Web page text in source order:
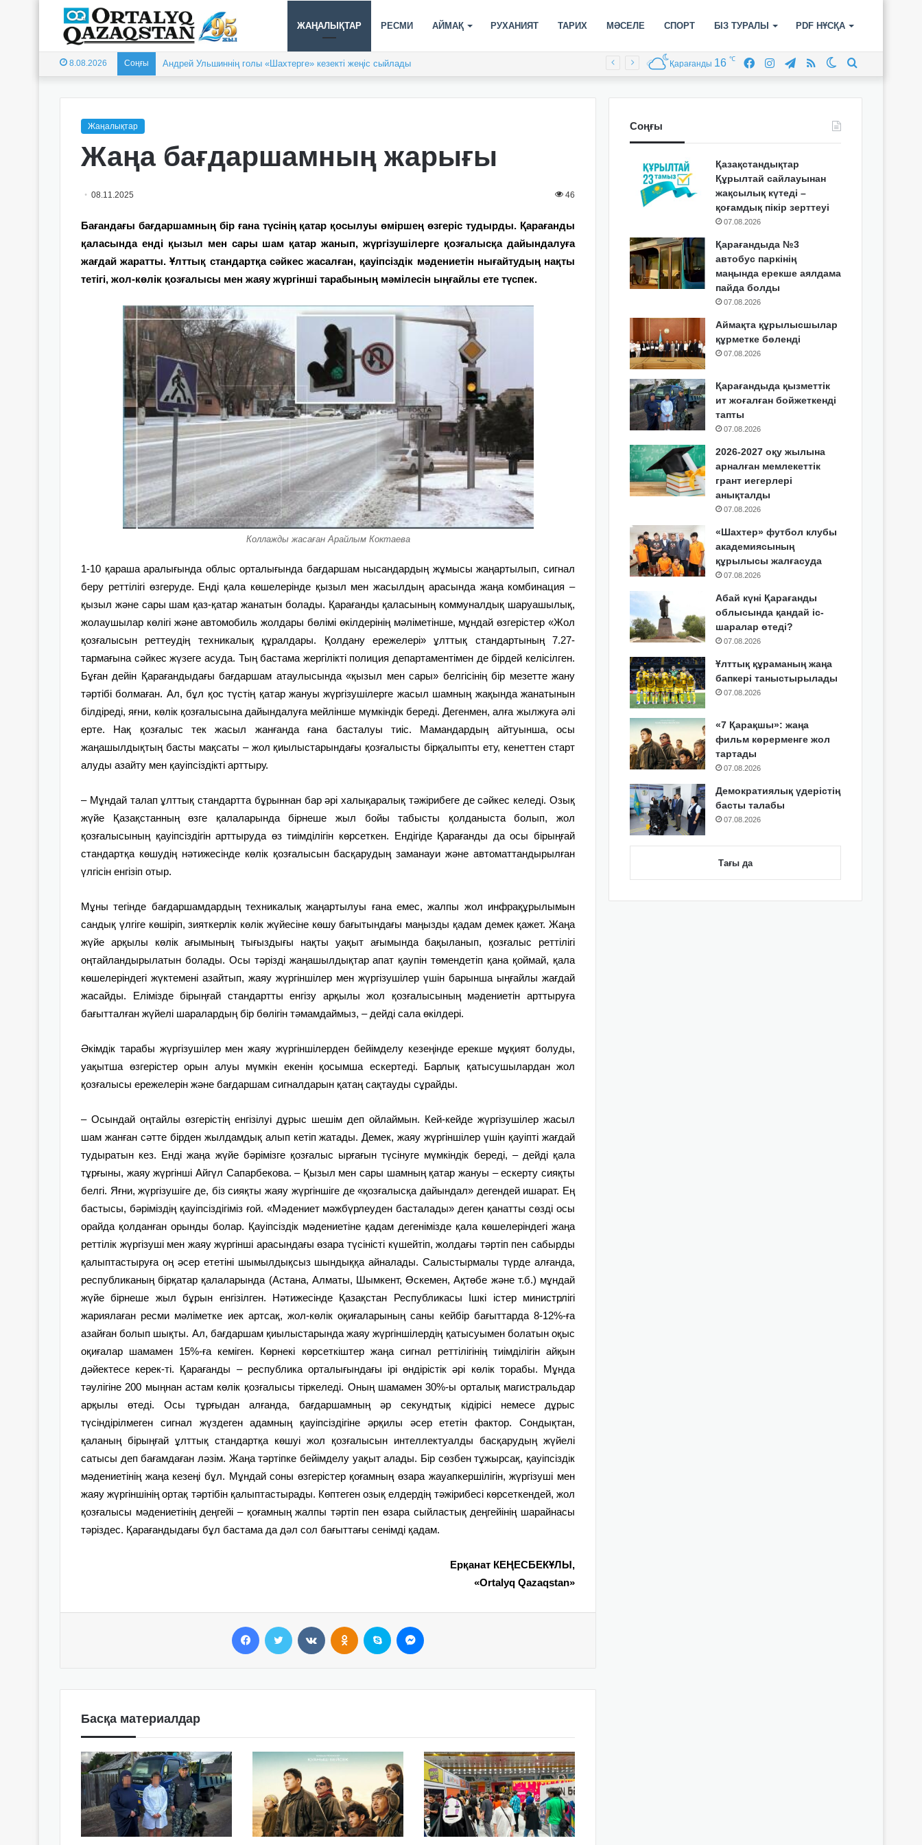
ЖАҢАЛЫҚТАР РЕСМИ АЙМАҚ РУХАНИЯТ ТАРИХ МӘСЕЛЕ СПОРТ БІЗ ТУРАЛЫ PDF НҰСҚА
8.08.2026 Соңғы Андрей Ульшиннің голы «Шахтерге» кезекті жеңіс сыйлады Switch
RSS
Telegram
Instagram
Facebook
Қарағанды 16 ℃
Жаңалықтар
Жаңа бағдаршамның жарығы
08.11.2025 46
Бағандағы бағдаршамның бір ғана түсінің қатар қосылуы өміршең өзгеріс тудырды. Қарағанды
қаласында енді қызыл мен сары шам қатар жанып, жүргізушілерге қозғалысқа дайындалуға
жағдай жаратты. Ұлттық стандартқа сәйкес жасалған, қауіпсіздік мәдениетін нығайтудың нақты
тетігі, жол-көлік қозғалысы мен жаяу жүргінші тарабының мәмілесін ыңғайлы ете түспек.
Коллажды жасаған Арайлым Коктаева
1-10 қараша аралығында облыс орталығында бағдаршам нысандардың жұмысы жаңартылып, сигнал
беру реттілігі өзгеруде. Енді қала көшелерінде қызыл мен жасылдың арасында жаңа комбинация –
қызыл және сары шам қаз-қатар жанатын болады. Қарағанды қаласының коммуналдық шаруашылық,
жолаушылар көлігі және автомобиль жолдары бөлімі өкілдерінің мәліметінше, мұндай өзгерістер «Жол
қозғалысын реттеудің техникалық құралдары. Қолдану ережелері» ұлттық стандартының 7.27-
тармағына сәйкес жүзеге асуда. Тың бастама жергілікті полиция департаментімен де бірдей келісілген.
Бұған дейін Қарағандыдағы бағдаршам атаулысында «қызыл мен сары» белгісінің бір мезетте жану
тәртібі болмаған. Ал, бұл қос түстің қатар жануы жүргізушілерге жасыл шамның жақында жанатынын
білдіреді, яғни, көлік қозғалысына дайындалуға мейлінше мүмкіндік береді. Дегенмен, алға жылжуға әлі
ерте. Нақ қозғалыс тек жасыл жанғанда ғана басталуы тиіс. Мамандардың айтуынша, осы
жаңашылдықтың басты мақсаты – жол қиылыстарындағы қозғалысты бірқалыпты ету, кенеттен старт
алуды азайту мен қауіпсіздікті арттыру.
– Мұндай талап ұлттық стандартта бұрыннан бар әрі халықаралық тәжірибеге де сәйкес келеді. Озық
жүйе Қазақстанның өзге қалаларында бірнеше жыл бойы табысты қолданыста болып, жол
қозғалысының қауіпсіздігін арттыруда өз тиімділігін көрсеткен. Ендігіде Қарағанды да осы бірыңғай
стандартқа көшудің нәтижесінде көлік қозғалысын басқарудың заманауи және автоматтандырылған
үлгісін енгізіп отыр.
Мұны тегінде бағдаршамдардың техникалық жаңартылуы ғана емес, жалпы жол инфрақұрылымын
сандық үлгіге көшіріп, зияткерлік көлік жүйесіне көшу бағытындағы маңызды қадам демек қажет. Жаңа
жүйе арқылы көлік ағымының тығыздығы нақты уақыт ағымында бақыланып, қозғалыс реттілігі
оңтайландырылатын болады. Осы тәрізді жаңашылдықтар апат қаупін төмендетіп қана қоймай, қала
көшелеріндегі жүктемені азайтып, жаяу жүргіншілер мен жүргізушілер үшін барынша ыңғайлы жағдай
жасайды. Елімізде бірыңғай стандартты енгізу арқылы жол қозғалысының мәдениетін арттыруға
бағытталған жүйелі шаралардың бір бөлігін тәмамдаймыз, – дейді сала өкілдері.
Әкімдік тарабы жүргізушілер мен жаяу жүргіншілерден бейімделу кезеңінде ерекше мұқият болуды,
уақытша өзгерістер орын алуы мүмкін екенін қосымша ескертеді. Барлық қатысушылардан жол
қозғалысы ережелерін және бағдаршам сигналдарын қатаң сақтауды сұрайды.
– Осындай оңтайлы өзгерістің енгізілуі дұрыс шешім деп ойлаймын. Кей-кейде жүргізушілер жасыл
шам жанған сәтте бірден жылдамдық алып кетіп жатады. Демек, жаяу жүргіншілер үшін қауіпті жағдай
тудыратын кез. Енді жаңа жүйе бәрімізге қозғалыс ырғағын түсінуге мүмкіндік береді, – дейді қала
тұрғыны, жаяу жүргінші Айгүл Сапарбекова. – Қызыл мен сары шамның қатар жануы – ескерту сияқты
белгі. Яғни, жүргізушіге де, біз сияқты жаяу жүргіншіге де «қозғалысқа дайындал» дегендей ишарат. Ең
бастысы, бәріміздің қауіпсіздігіміз ғой. «Мәдениет мәжбүрлеуден басталады» деген қанатты сөзді осы
орайда қолданған орынды болар. Қауіпсіздік мәдениетіне қадам дегенімізде қала көшелеріндегі жаңа
реттілік жүргізуші мен жаяу жүргінші арасындағы өзара түсіністі күшейтіп, жолдағы тәртіп пен сабырды
қалыптастыруға оң әсер ететіні шымылдықсыз шындыққа айналады. Салыстырмалы түрде алғанда,
республиканың бірқатар қалаларында (Астана, Алматы, Шымкент, Өскемен, Ақтөбе және т.б.) мұндай
жүйе бірнеше жыл бұрын енгізілген. Нәтижесінде Қазақстан Республикасы Ішкі істер министрлігі
жариялаған ресми мәліметке иек артсақ, жол-көлік оқиғаларының саны кейбір бағыттарда 8-12%-ға
азайған болып шықты. Ал, бағдаршам қиылыстарында жаяу жүргіншілердің қатысуымен болатын оқыс
оқиғалар шамамен 15%-ға кеміген. Көрнекі көрсеткіштер жаңа сигнал реттілігінің тиімділігін айқын
дәйектесе керек-ті. Қарағанды – республика орталығындағы ірі өндірістік әрі көлік торабы. Мұнда
тәулігіне 200 мыңнан астам көлік қозғалысы тіркеледі. Оның шамамен 30%-ы орталық магистральдар
арқылы өтеді. Осы тұрғыдан алғанда, бағдаршамның әр секундтық кідірісі немесе дұрыс
түсіндірілмеген сигнал жүздеген адамның қауіпсіздігіне әрқилы әсер ететін фактор. Сондықтан,
қаланың бірыңғай ұлттық стандартқа көшуі жол қозғалысын интеллектуалды басқарудың жүйелі
сатысы деп бағамдаған ләзім. Жаңа тәртіпке бейімделу уақыт алады. Бір сөзбен тұжырсақ, қауіпсіздік
мәдениетінің жаңа кезеңі бұл. Мұндай соны өзгерістер қоғамның өзара жауапкершілігін, жүргізуші мен
жаяу жүргіншінің ортақ тәртібін қалыптастырады. Көптеген озық елдердің тәжірибесі көрсеткендей, жол
қозғалысы мәдениетінің деңгейі – қоғамның жалпы тәртіп пен өзара сыйластық деңгейінің шарайнасы
тәріздес. Қарағандыдағы бұл бастама да дәл сол бағыттағы сенімді қадам.
Ерқанат КЕҢЕСБЕКҰЛЫ,
«Ortalyq Qazaqstan»
Басқа материалдар
Соңғы
Қазақстандықтар
Құрылтай сайлауынан
жақсылық күтеді –
қоғамдық пікір зерттеуі
07.08.2026
Қарағандыда №3
автобус паркінің
маңында ерекше аялдама
пайда болды
07.08.2026
Аймақта құрылысшылар
құрметке бөленді
07.08.2026
Қарағандыда қызметтік
ит жоғалған бойжеткенді
тапты
07.08.2026
2026-2027 оқу жылына
арналған мемлекеттік
грант иегерлері
анықталды
07.08.2026
«Шахтер» футбол клубы
академиясының
құрылысы жалғасуда
07.08.2026
Абай күні Қарағанды
облысында қандай іс-
шаралар өтеді?
07.08.2026
Ұлттық құраманың жаңа
бапкері таныстырылады
07.08.2026
«7 Қарақшы»: жаңа
фильм көрерменге жол
тартады
07.08.2026
Демократиялық үдерістің
басты талабы
07.08.2026
Тағы да